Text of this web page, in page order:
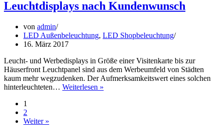
640
Watt
Power
Leuchtdisplays nach Kundenwunsch
von admin
LED Außenbeleuchtung, LED Shopbeleuchtung
16. März 2017
Leucht- und Werbedisplays in Größe einer Visitenkarte bis zur
Häuserfront Leuchtpanel sind aus dem Werbeumfeld von Städten
kaum mehr wegzudenken. Der Aufmerksamkeitswert eines solchen
hinterleuchteten… Weiterlesen »
1
2
Weiter »